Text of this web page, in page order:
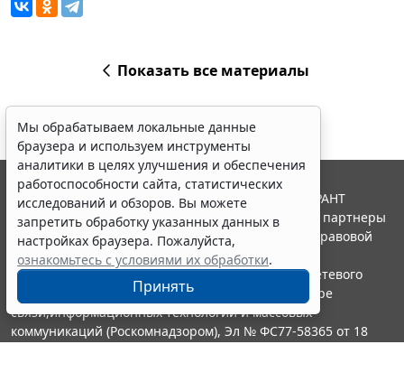
Показать все материалы
Мы обрабатываем локальные данные
браузера и используем инструменты
аналитики в целях улучшения и обеспечения
работоспособности сайта, статистических
исследований и обзоров. Вы можете
запретить обработку указанных данных в
настройках браузера. Пожалуйста,
ознакомьтесь с условиями их обработки.
Принять
© ООО "НПП "ГАРАНТ-СЕРВИС", 2026. Система ГАРАНТ
выпускается с 1990 года. Компания "Гарант" и ее партнеры
являются участниками Российской ассоциации правовой
информации ГАРАНТ.
Портал ГАРАНТ.РУ зарегистрирован в качестве сетевого
издания Федеральной службой по надзору в сфере
связи,информационных технологий и массовых
коммуникаций (Роскомнадзором), Эл № ФС77-58365 от 18